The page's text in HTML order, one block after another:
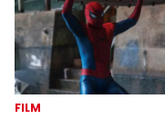
FILM